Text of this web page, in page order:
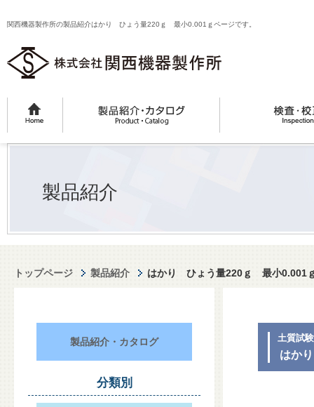
関西機器製作所の製品紹介はかり ひょう量220ｇ 最小0.001ｇページです。
製品紹介
トップページ 製品紹介 はかり ひょう量220ｇ 最小0.001
土質試
はか
製品紹介・カタログ
分類別